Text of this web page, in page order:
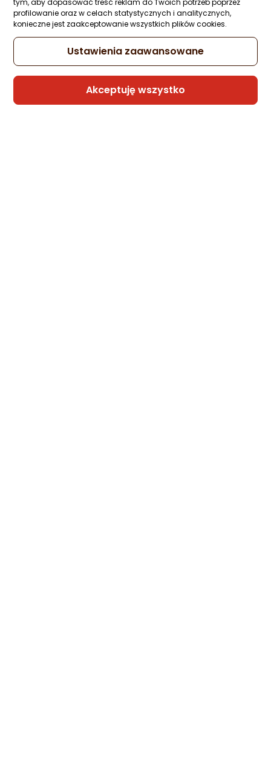
profilowanie oraz w celach statystycznych i analitycznych,
konieczne jest zaakceptowanie wszystkich plików cookies.
Ustawienia zaawansowane
Akceptuję wszystko